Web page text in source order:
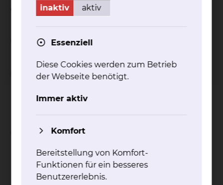
entnehmen Sie gerne unseren Flyern.
Wichtiger Hinweis
Einschränkungen bei
Wahlleistungen
Abschlagszahlungen bei
Wahlleistungen
inaktiv aktiv
Essenziell
Diese Cookies werden zum Betrieb
der Webseite benötigt.
Immer aktiv
Komfort
Bereitstellung von Komfort-
Funktionen für ein besseres
Benutzererlebnis.